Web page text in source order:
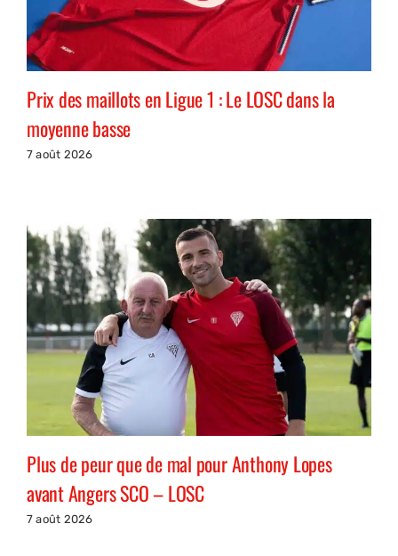
Prix des maillots en Ligue 1 : Le LOSC dans la
moyenne basse
7 août 2026
Plus de peur que de mal pour Anthony Lopes
avant Angers SCO – LOSC
7 août 2026